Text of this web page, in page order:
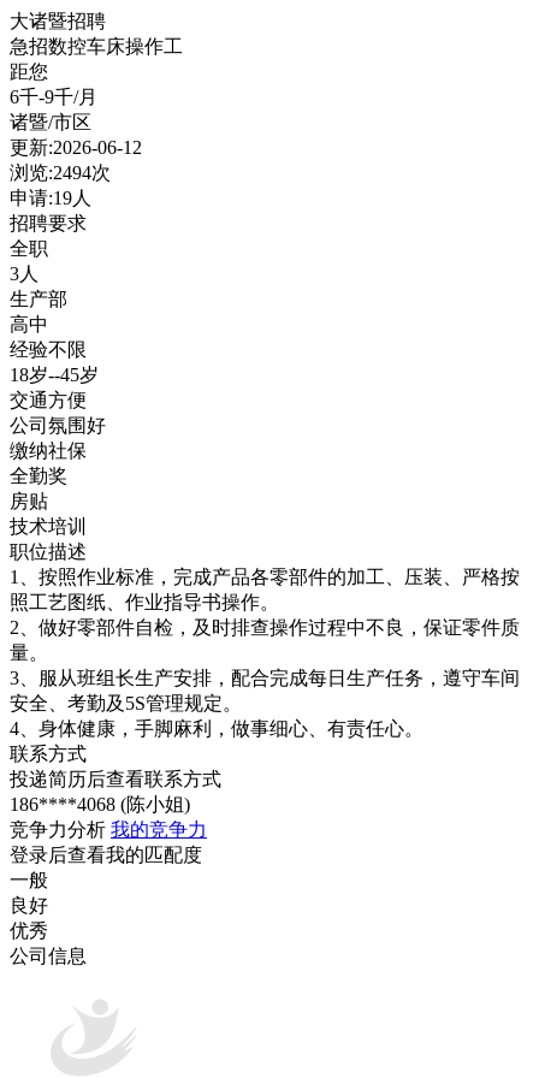
大诸暨招聘
急招数控车床操作工
距您
6千-9千/月
诸暨/市区
更新:2026-06-12
浏览:2494次
申请:19人
招聘要求
全职
3人
生产部
高中
经验不限
18岁--45岁
交通方便
公司氛围好
缴纳社保
全勤奖
房贴
技术培训
职位描述
1、按照作业标准，完成产品各零部件的加工、压装、严格按
照工艺图纸、作业指导书操作。
2、做好零部件自检，及时排查操作过程中不良，保证零件质
量。
3、服从班组长生产安排，配合完成每日生产任务，遵守车间
安全、考勤及5S管理规定。
4、身体健康，手脚麻利，做事细心、有责任心。
联系方式
投递简历后查看联系方式
186****4068 (陈小姐)
竞争力分析 我的竞争力
登录后查看我的匹配度
一般
良好
优秀
公司信息